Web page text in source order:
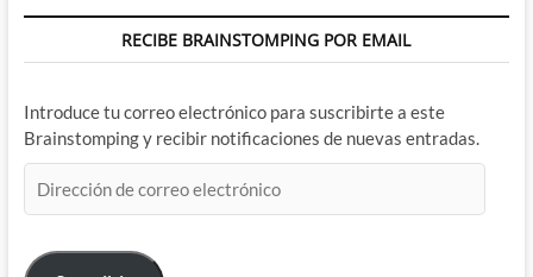
RECIBE BRAINSTOMPING POR EMAIL
Introduce tu correo electrónico para suscribirte a este
Brainstomping y recibir notificaciones de nuevas entradas.
de
electrónico